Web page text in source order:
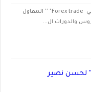
أخبار المشاهير : أطلق متحدث تحفيزي ومدرب في Forex trade" '' المقاول
والدورات ال...